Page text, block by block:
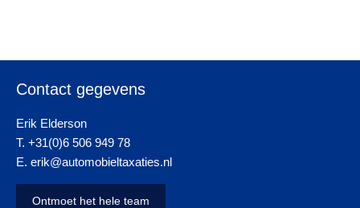
Contact gegevens
Erik Elderson
T. +31(0)6 506 949 78
E. erik@automobieltaxaties.nl
Ontmoet het hele team